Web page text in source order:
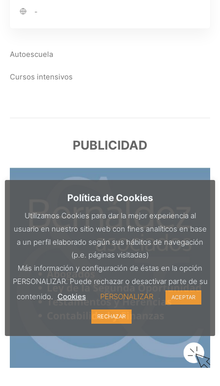
-
Autoescuela
Cursos intensivos
PUBLICIDAD
Política de Cookies
Utilizamos Cookies para dar la mejor experiencia al
usuario en nuestro sitio web con fines analíticos en base
a un perfil elaborado según sus hábitos de navegación
(p.e. páginas visitadas)
Más información y configuración de éstas en la opción
PERSONALIZAR. Puede rechazar o desactivar parte de su
contenido. Cookies PERSONALIZAR ACEPTAR
RECHAZAR